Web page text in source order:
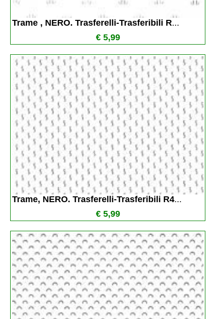
Trame , NERO. Trasferelli-Trasferibili R...
€ 5,99
Trame, NERO. Trasferelli-Trasferibili R4...
€ 5,99